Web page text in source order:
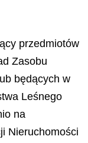
przedmiotów
Zasobu
będących w
Leśnego
na
Nieruchomości